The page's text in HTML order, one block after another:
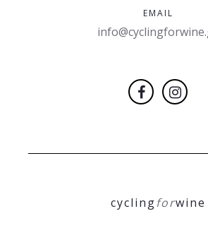
EMAIL
cyclingforwine